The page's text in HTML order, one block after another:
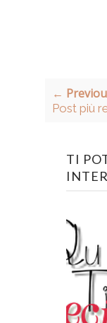
←
Post più
TI